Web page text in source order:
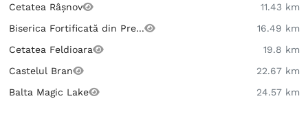
Cetatea Râșnov
11.43 km
Biserica Fortificată din Pre...
16.49 km
Cetatea Feldioara
19.8 km
Castelul Bran
22.67 km
Balta Magic Lake
24.57 km